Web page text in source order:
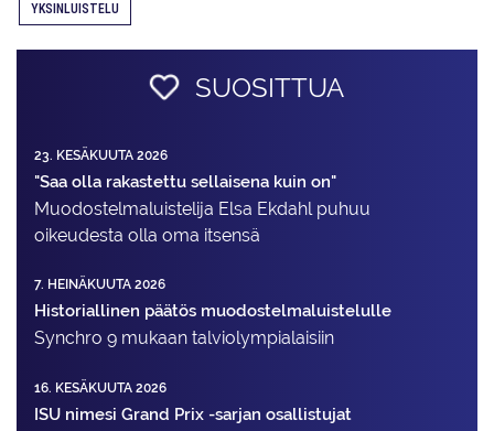
YKSINLUISTELU
SUOSITTUA
23. KESÄKUUTA 2026
"Saa olla rakastettu sellaisena kuin on"
Muodostelma­luistelija Elsa Ekdahl puhuu
oikeudesta olla oma itsensä
7. HEINÄKUUTA 2026
Historiallinen päätös muodostelmaluistelulle
Synchro 9 mukaan talviolympialaisiin
16. KESÄKUUTA 2026
ISU nimesi Grand Prix -sarjan osallistujat